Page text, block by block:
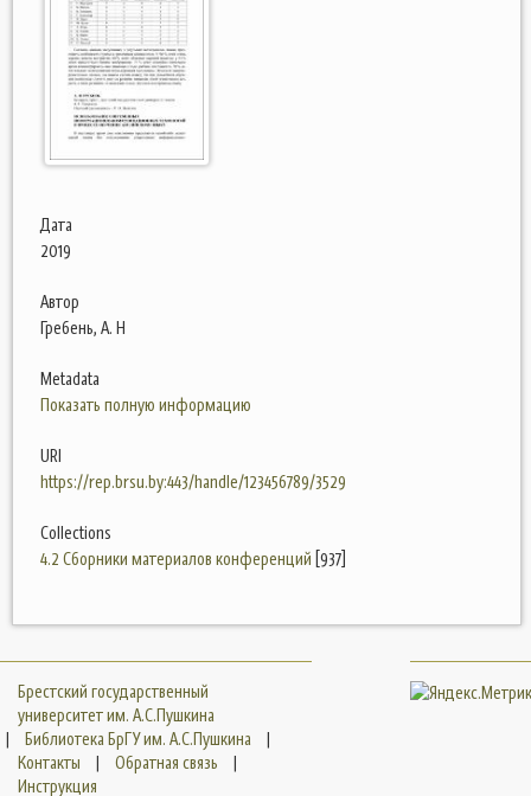
Дата
2019
Автор
Гребень, А. Н
Metadata
Показать полную информацию
URI
https://rep.brsu.by:443/handle/123456789/3529
Collections
4.2 Сборники материалов конференций [937]
Брестский государственный
университет им. А.С.Пушкина
|
Библиотека БрГУ им. А.С.Пушкина
|
Контакты
| Обратная связь
|
Инструкция